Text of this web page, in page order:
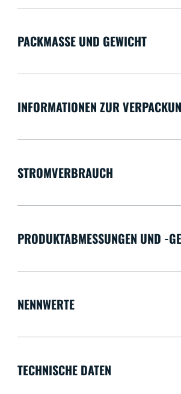
PACKMASSE UND GEWICHT
INFORMATIONEN ZUR
STROMVERBRAUCH
PRODUKTABMESSUNGEN UND -
NENNWERTE
TECHNISCHE DATEN